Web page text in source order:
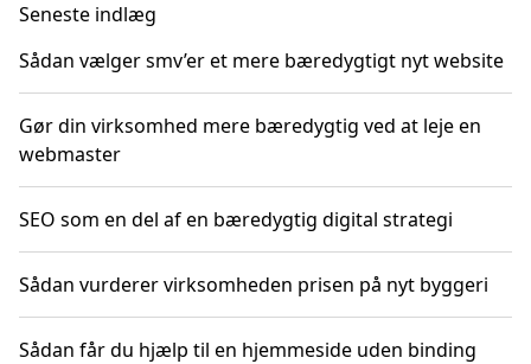
Seneste indlæg
Sådan vælger smv’er et mere bæredygtigt nyt website
Gør din virksomhed mere bæredygtig ved at leje en
webmaster
SEO som en del af en bæredygtig digital strategi
Sådan vurderer virksomheden prisen på nyt byggeri
Sådan får du hjælp til en hjemmeside uden binding